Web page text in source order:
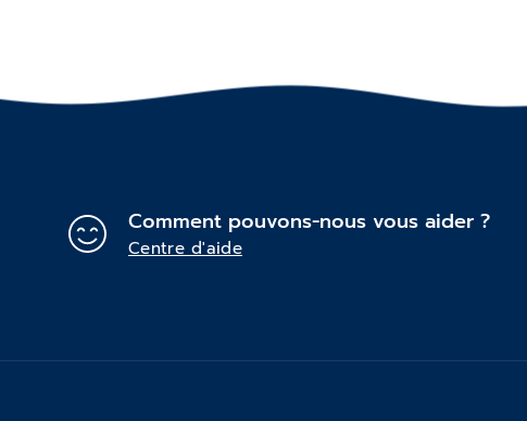
Comment pouvons-nous vous aider ?
Centre d'aide